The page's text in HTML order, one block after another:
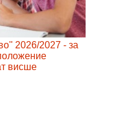
2026/2027 - за
висше